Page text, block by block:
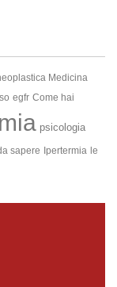
Medicina
egfr Come hai
psicologia
sapere Ipertermia le